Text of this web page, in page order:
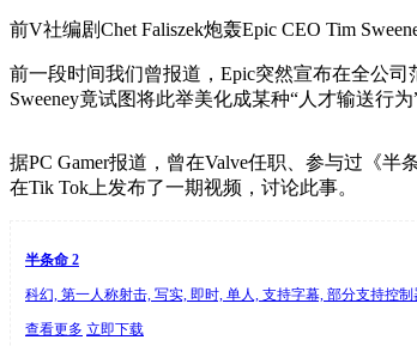
前V社编剧Chet Faliszek炮轰Epic CEO Tim
前一段时间我们曾报道，Epic突然宣布在全公
Sweeney竟试图将此举美化成某种“人才输送行
据PC Gamer报道，曾在Valve任职、参与过《
在Tik Tok上发布了一期视频，讨论此事。
半条命 2
科幻, 第一人称射击, 写实, 即时, 单人, 支持字幕, 部分支持控
查看更多 立即下载